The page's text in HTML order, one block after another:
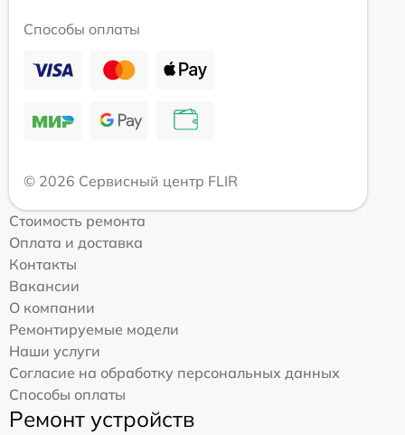
Способы оплаты
© 2026 Сервисный центр FLIR
Стоимость ремонта
Оплата и доставка
Контакты
Вакансии
О компании
Ремонтируемые модели
Наши услуги
Согласие на обработку персональных данных
Способы оплаты
Ремонт устройств